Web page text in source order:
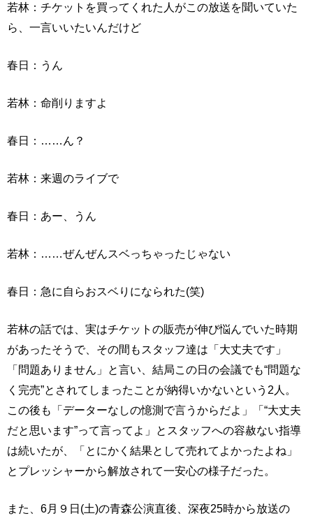
若林：チケットを買ってくれた人がこの放送を聞いていた
ら、一言いいたいんだけど
春日：うん
若林：命削りますよ
春日：……ん？
若林：来週のライブで
春日：あー、うん
若林：……ぜんぜんスベっちゃったじゃない
春日：急に自らおスベりになられた(笑)
若林の話では、実はチケットの販売が伸び悩んでいた時期
があったそうで、その間もスタッフ達は「大丈夫です」
「問題ありません」と言い、結局この日の会議でも“問題な
く完売”とされてしまったことが納得いかないという2人。
この後も「データーなしの憶測で言うからだよ」「“大丈夫
だと思います”って言ってよ」とスタッフへの容赦ない指導
は続いたが、「とにかく結果として売れてよかったよね」
とプレッシャーから解放されて一安心の様子だった。
また、6月９日(土)の青森公演直後、深夜25時から放送の